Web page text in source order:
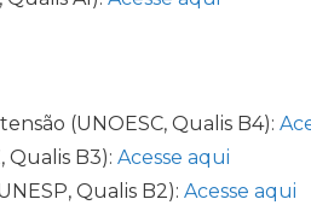
(UNOESC, Qualis B4):
Qualis B3): Acesse aqui
Qualis B2): Acesse aqui